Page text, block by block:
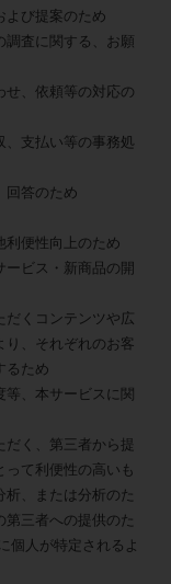
よび提案のため
調査に関する、お願
せ、依頼等の対応の
、支払い等の事務処
回答のため
利便性向上のため
ビス・新商品の開
だくコンテンツや広
り、それぞれのお客
るため
、本サービスに関
だく、第三者から提
て利便性の高いも
、または分析のた
三者への提供のた
個人が特定されるよ